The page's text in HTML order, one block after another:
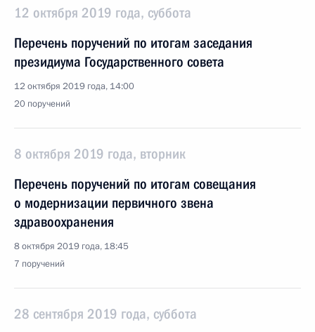
12 октября 2019 года, суббота
Перечень поручений по итогам заседания
президиума Государственного совета
12 октября 2019 года, 14:00
20 поручений
8 октября 2019 года, вторник
Перечень поручений по итогам совещания
о модернизации первичного звена
здравоохранения
8 октября 2019 года, 18:45
7 поручений
28 сентября 2019 года, суббота